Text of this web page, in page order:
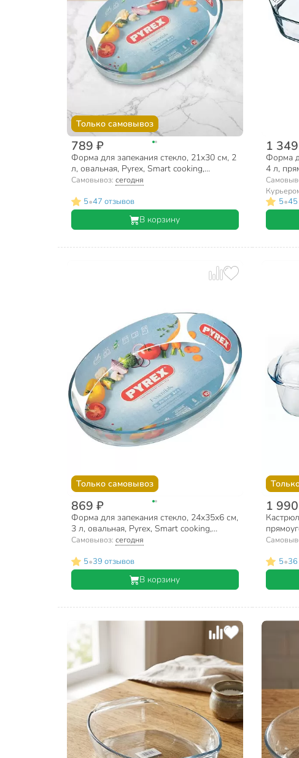
Только самовывоз
789 ₽
Форма для запекания стекло, 21х30 см, 2
л, овальная, Pyrex, Smart cooking,
345B000/5044
Самовывоз: сегодня
5•47 отзывов
В корзину
1
Форма
4 л,
5•45
Только самовывоз
869 ₽
Форма для запекания стекло, 24х35х6 см,
3 л, овальная, Pyrex, Smart cooking,
346B000/5046/5646
Самовывоз: сегодня
5•39 отзывов
В корзину
1
5•36